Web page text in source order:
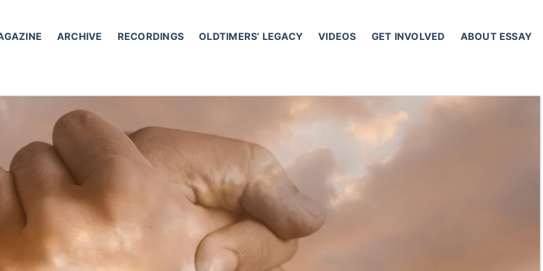
ARCHIVE RECORDINGS OLDTIMERS’ LEGACY VIDEOS GET INVOLVED ABOUT ESSAY